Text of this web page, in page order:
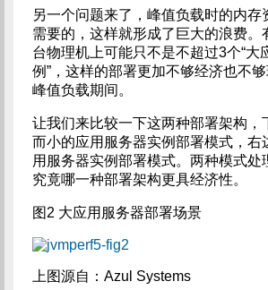
另一个问题来了，峰值负载时的内存
需要的，这样就形成了巨大的浪费。
台物理机上可能只不是不超过3个“大
例”，这样的部署更加不够经济也不
峰值负载期间。
让我们来比较一下这两种部署架构，
而小的应用服务器实例部署模式，右
用服务器实例部署模式。两种模式处
究竟哪一种部署架构更具经济性。
图2 大应用服务器部署场景
上图源自：Azul Systems